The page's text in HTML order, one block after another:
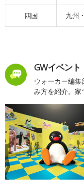
四国 九州
GWイベント
ウォーカー編
み方を紹介。家